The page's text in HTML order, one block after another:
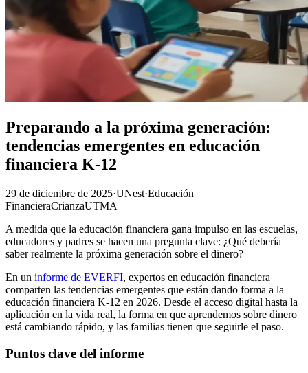
Preparando a la próxima generación:
tendencias emergentes en educación
financiera K-12
29 de diciembre de 2025·UNest·Educación
FinancieraCrianzaUTMA
A medida que la educación financiera gana impulso en las escuelas,
educadores y padres se hacen una pregunta clave: ¿Qué debería
saber realmente la próxima generación sobre el dinero?
En un informe de EVERFI, expertos en educación financiera
comparten las tendencias emergentes que están dando forma a la
educación financiera K-12 en 2026. Desde el acceso digital hasta la
aplicación en la vida real, la forma en que aprendemos sobre dinero
está cambiando rápido, y las familias tienen que seguirle el paso.
Puntos clave del informe